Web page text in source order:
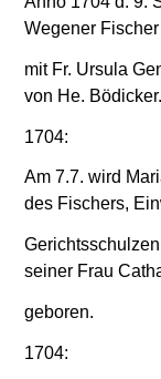
Wegener
mit Fr. Ursula
von He. Bödicker.
1704:
Am 7.7. wird
des Fischers,
seiner Frau
geboren.
1704: